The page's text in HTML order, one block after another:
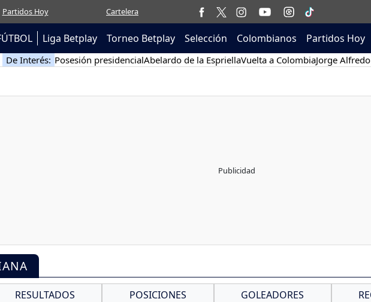
Partidos Hoy Cartelera
Liga Betplay Torneo Betplay Selección Colombianos Partidos Hoy
De Interés: Posesión presidencialAbelardo de la EspriellaVuelta a ColombiaJorge
RESULTADOS POSICIONES GOLEADORES